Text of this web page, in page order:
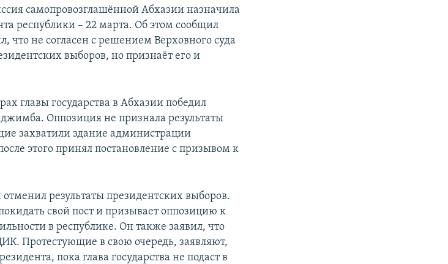
самопровозглашённой Абхазии назначила
республики – 22 марта. Об этом сообщил
что не согласен с решением Верховного суда
выборов, но признаёт его и
главы государства в Абхазии победил
Оппозиция не признала результаты
захватили здание администрации
этого принял постановление с призывом к
результаты президентских выборов.
свой пост и призывает оппозицию к
в республике. Он также заявил, что
Протестующие в свою очередь, заявляют,
пока глава государства не подаст в